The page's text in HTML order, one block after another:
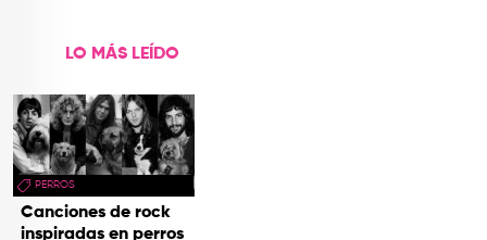
LO MÁS LEÍDO
PERROS
Canciones de rock
inspiradas en perros